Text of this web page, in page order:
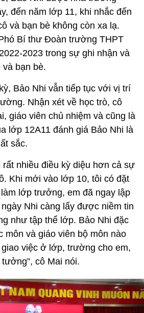
đến năm lớp 11, khi nhắc đến
và bạn bè không còn xa lạ.
Bí thư Đoàn trường THPT
2023 trong sự ghi nhận và
và bạn bè.
Bảo Nhi vẫn tiếp tục với vị trí
Nhận xét về học trò, cô
giáo viên chủ nhiệm và cũng là
lớp 12A11 đánh giá Bảo Nhi là
sắc.
rất nhiều điều kỳ diệu hơn cả sự
Khi mới vào lớp 10, tôi có đặt
lớp trưởng, em đã ngay lập
Nhi càng lấy được niềm tin
như tập thể lớp. Bảo Nhi đặc
môn và giáo viên bộ môn nào
việc ở lớp, trường cho em,
cô Mai nói.